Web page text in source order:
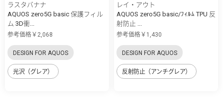
ラスタバナナ
AQUOS zero5G basic 保護フィル
ム 3D衝...
参考価格￥2,068
DESIGN FOR AQUOS
光沢（グレア）
レイ・アウト
AQUOS zero5G basic/ﾌｨﾙﾑ TPU 反
射防止 ...
参考価格￥1,430
DESIGN FOR AQUOS
反射防止（アンチグレア）